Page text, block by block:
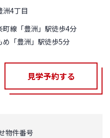
洲4丁目
町線「豊洲」駅徒歩4分
め「豊洲」駅徒歩5分
見学予約する
物件番号